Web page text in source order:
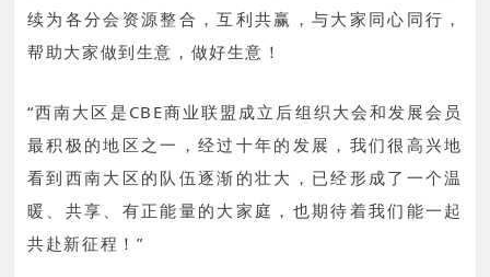
续为各分会资源整合，互利共赢，与大家同心同行，
帮助大家做到生意，做好生意！
“西南大区是CBE商业联盟成立后组织大会和发展会员
最积极的地区之一，经过十年的发展，我们很高兴地
看到西南大区的队伍逐渐的壮大，已经形成了一个温
暖、共享、有正能量的大家庭，也期待着我们能一起
共赴新征程！”